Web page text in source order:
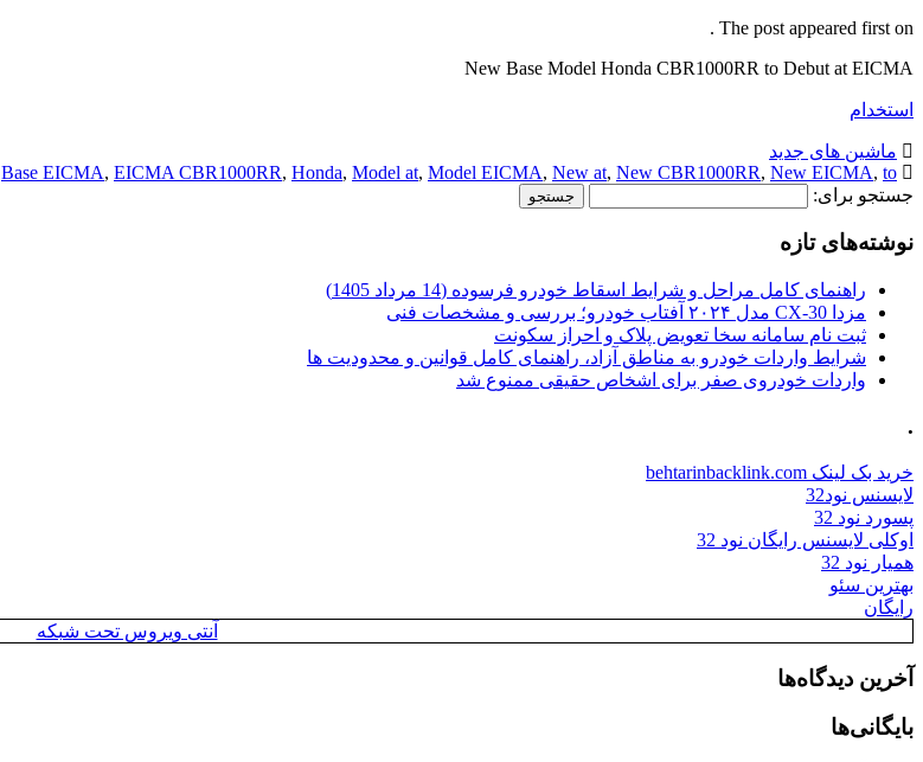
The post appeared first on .
New Base Model Honda CBR1000RR to Debut at EICMA
استخدام
ماشین های جدید
Base EICMA, EICMA CBR1000RR, Honda, Model at, Model EICMA, New at, New CBR1000RR, New EICMA, to
جستجو برای:
نوشته‌های تازه
راهنمای کامل مراحل و شرایط اسقاط خودرو فرسوده (14 مرداد 1405)
مزدا CX-30 مدل ۲۰۲۴ آفتاب خودرو؛ بررسی و مشخصات فنی
ثبت نام سامانه سخا تعویض پلاک و احراز سکونت
شرایط واردات خودرو به مناطق آزاد، راهنمای کامل قوانین و محدودیت ها
واردات خودروی صفر برای اشخاص حقیقی ممنوع شد
.
خرید بک لینک behtarinbacklink.com
لایسنس نود32
پسورد نود 32
اوکلی لایسنس رایگان نود 32
همیار نود 32
بهترین سئو
رایگان
آنتی ویروس تحت شبکه
آخرین دیدگاه‌ها
بایگانی‌ها